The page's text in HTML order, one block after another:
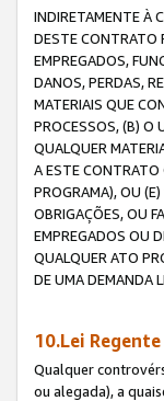
INDIRETAMENTE À
DESTE CONTRATO
EMPREGADOS,
DANOS, PERDAS,
MATERIAIS QUE
PROCESSOS, (B) O
QUALQUER
A ESTE CONTRATO
PROGRAMA), OU
OBRIGAÇÕES, OU
EMPREGADOS OU
QUALQUER ATO
DE UMA DEMANDA
10.Lei
Qualquer
ou alegada), a